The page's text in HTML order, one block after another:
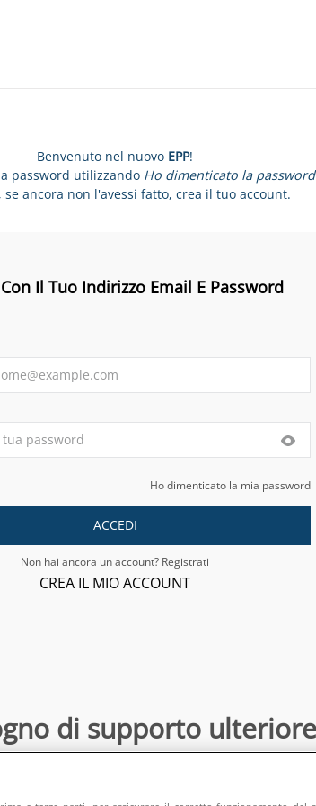
Benvenuto nel nuovo EPP!
password utilizzando Ho dimenticato la password
ancora non l'avessi fatto, crea il tuo account.
Il Tuo Indirizzo Email E Password
Ho dimenticato la mia password
ACCEDI
Non hai ancora un account? Registrati
CREA IL MIO ACCOUNT
di supporto